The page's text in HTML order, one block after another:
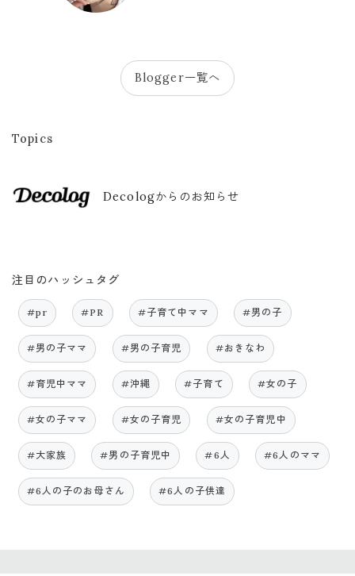
Blogger一覧へ
Topics
Decologからのお知らせ
注目のハッシュタグ
#pr #PR #子育て中ママ #男の子
#男の子ママ #男の子育児 #おきなわ
#育児中ママ #沖縄 #子育て #女の子
#女の子ママ #女の子育児 #女の子育児中
#大家族 #男の子育児中 #6人 #6人のママ
#6人の子のお母さん #6人の子供達